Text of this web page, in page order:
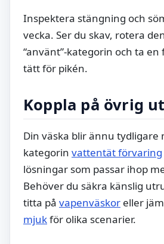
Inspektera stängning och
vecka. Ser du skav, rotera
“använt”-kategorin och ta
tätt för pikén.
Koppla på övrig
Din väska blir ännu tydligare
kategorin vattentät förvaring
lösningar som passar ihop
Behöver du säkra känslig
titta på vapenväskor eller
mjukför olika scenarier.